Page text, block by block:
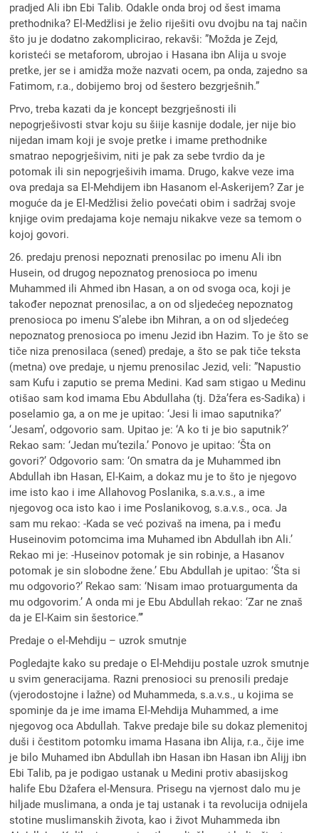
pradjed Ali ibn Ebi Talib. Odakle onda broj od šest imama
prethodnika? El-Medžlisi je želio riješiti ovu dvojbu na taj način
što ju je dodatno zakomplicirao, rekavši: ”Možda je Zejd,
koristeći se metaforom, ubrojao i Hasana ibn Alija u svoje
pretke, jer se i amidža može nazvati ocem, pa onda, zajedno sa
Fatimom, r.a., dobijemo broj od šestero bezgrješnih.”
Prvo, treba kazati da je koncept bezgrješnosti ili
nepogrješivosti stvar koju su šiije kasnije dodale, jer nije bio
nijedan imam koji je svoje pretke i imame prethodnike
smatrao nepogrješivim, niti je pak za sebe tvrdio da je
potomak ili sin nepogrješivih imama. Drugo, kakve veze ima
ova predaja sa El-Mehdijem ibn Hasanom el-Askerijem? Zar je
moguće da je El-Medžlisi želio povećati obim i sadržaj svoje
knjige ovim predajama koje nemaju nikakve veze sa temom o
kojoj govori.
26. predaju prenosi nepoznati prenosilac po imenu Ali ibn
Husein, od drugog nepoznatog prenosioca po imenu
Muhammed ili Ahmed ibn Hasan, a on od svoga oca, koji je
također nepoznat prenosilac, a on od sljedećeg nepoznatog
prenosioca po imenu S’alebe ibn Mihran, a on od sljedećeg
nepoznatog prenosioca po imenu Jezid ibn Hazim. To je što se
tiče niza prenosilaca (sened) predaje, a što se pak tiče teksta
(metna) ove predaje, u njemu prenosilac Jezid, veli: ”Napustio
sam Kufu i zaputio se prema Medini. Kad sam stigao u Medinu
otišao sam kod imama Ebu Abdullaha (tj. Dža’fera es-Sadika) i
poselamio ga, a on me je upitao: ‘Jesi li imao saputnika?’
‘Jesam’, odgovorio sam. Upitao je: ‘A ko ti je bio saputnik?’
Rekao sam: ‘Jedan mu’tezila.’ Ponovo je upitao: ‘Šta on
govori?’ Odgovorio sam: ‘On smatra da je Muhammed ibn
Abdullah ibn Hasan, El-Kaim, a dokaz mu je to što je njegovo
ime isto kao i ime Allahovog Poslanika, s.a.v.s., a ime
njegovog oca isto kao i ime Poslanikovog, s.a.v.s., oca. Ja
sam mu rekao: -Kada se već pozivaš na imena, pa i među
Huseinovim potomcima ima Muhamed ibn Abdullah ibn Ali.’
Rekao mi je: -Huseinov potomak je sin robinje, a Hasanov
potomak je sin slobodne žene.’ Ebu Abdullah je upitao: ‘Šta si
mu odgovorio?’ Rekao sam: ‘Nisam imao protuargumenta da
mu odgovorim.’ A onda mi je Ebu Abdullah rekao: ‘Zar ne znaš
da je El-Kaim sin šestorice.”’
Predaje o el-Mehdiju – uzrok smutnje
Pogledajte kako su predaje o El-Mehdiju postale uzrok smutnje
u svim generacijama. Razni prenosioci su prenosili predaje
(vjerodostojne i lažne) od Muhammeda, s.a.v.s., u kojima se
spominje da je ime imama El-Mehdija Muhammed, a ime
njegovog oca Abdullah. Takve predaje bile su dokaz plemenitoj
duši i čestitom potomku imama Hasana ibn Alija, r.a., čije ime
je bilo Muhamed ibn Abdullah ibn Hasan ibn Hasan ibn Alijj ibn
Ebi Talib, pa je podigao ustanak u Medini protiv abasijskog
halife Ebu Džafera el-Mensura. Prisegu na vjernost dalo mu je
hiljade muslimana, a onda je taj ustanak i ta revolucija odnijela
stotine muslimanskih života, kao i život Muhammeda ibn